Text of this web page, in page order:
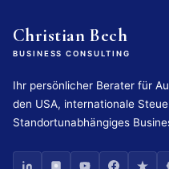
Christian Bech
BUSINESS CONSULTING
Ihr persönlicher Berater für
den USA, internationale
Standortunabhängiges